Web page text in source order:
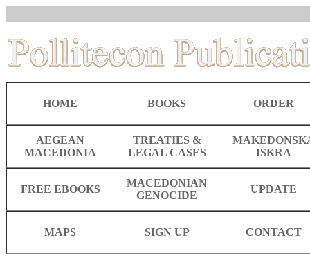
HOME BOOKS ORDER
AEGEAN
MACEDONIA
TREATIES &
LEGAL CASES
ISKRA
FREE EBOOKS
MACEDONIAN
GENOCIDE
UPDATE
MAPS SIGN UP CONTACT